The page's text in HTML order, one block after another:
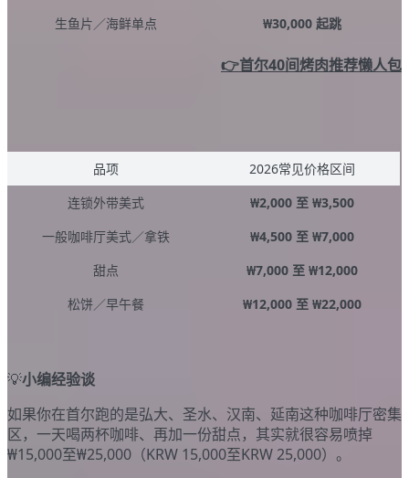
生鱼片／海鲜单点
₩30,000 起跳
👉首尔40间烤肉推荐懒人包
品项
2026常见价格区间
连锁外带美式
₩2,000 至 ₩3,500
一般咖啡厅美式／拿铁
₩4,500 至 ₩7,000
甜点
₩7,000 至 ₩12,000
松饼／早午餐
₩12,000 至 ₩22,000
💡小编经验谈
如果你在首尔跑的是弘大、圣水、汉南、延南这种咖啡厅密集
区，一天喝两杯咖啡、再加一份甜点，其实就很容易喷掉
₩15,000至₩25,000（KRW 15,000至KRW 25,000）。